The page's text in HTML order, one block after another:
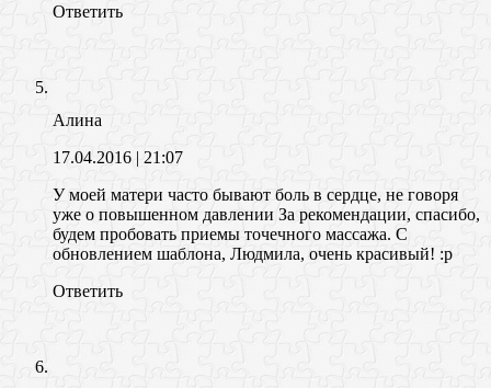
Ответить
Алина
17.04.2016 | 21:07
У моей матери часто бывают боль в сердце, не говоря
уже о повышенном давлении За рекомендации, спасибо,
будем пробовать приемы точечного массажа. С
обновлением шаблона, Людмила, очень красивый! :p
Ответить